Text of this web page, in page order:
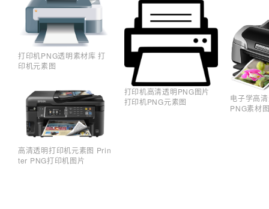
打印机PNG透明素材库 打
印机元素图
高清透明打印机元素图 Prin
ter PNG打印机图片
打印机高清透明PNG图片
打印机PNG元素图
电子学高
PNG素材